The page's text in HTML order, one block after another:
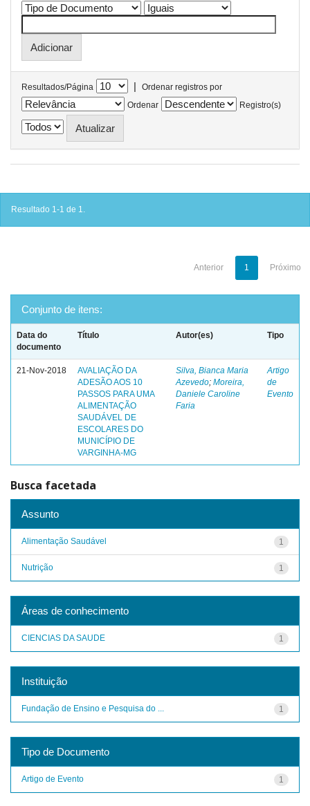
Resultados/Página |
Ordenar registros por
Ordenar
Registro(s)
Resultado 1-1 de 1.
Anterior 1 Próximo
Conjunto de itens:
Data do
documento
Título Autor(es) Tipo
21-Nov-2018
AVALIAÇÃO DA
ADESÃO AOS 10
PASSOS PARA UMA
ALIMENTAÇÃO
SAUDÁVEL DE
ESCOLARES DO
MUNICÍPIO DE
VARGINHA-MG
Silva, Bianca Maria
Azevedo; Moreira,
Daniele Caroline
Faria
Artigo
de
Evento
Busca facetada
Assunto
1
Alimentação Saudável
1
Nutrição
Áreas de conhecimento
1
CIENCIAS DA SAUDE
Instituição
1
Fundação de Ensino e Pesquisa do ...
Tipo de Documento
1
Artigo de Evento